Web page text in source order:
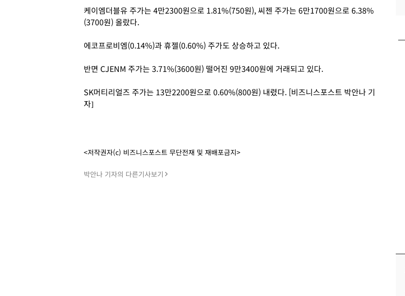
케이엠더블유 주가는 4만2300원으로 1.81%(750원), 씨젠 주가는 6만1700원으로 6.38%
(3700원) 올랐다.
에코프로비엠(0.14%)과 휴젤(0.60%) 주가도 상승하고 있다.
반면 CJENM 주가는 3.71%(3600원) 떨어진 9만3400원에 거래되고 있다.
SK머티리얼즈 주가는 13만2200원으로 0.60%(800원) 내렸다. [비즈니스포스트 박안나 기
자]
<저작권자(c) 비즈니스포스트 무단전재 및 재배포금지>
박안나 기자의 다른기사보기